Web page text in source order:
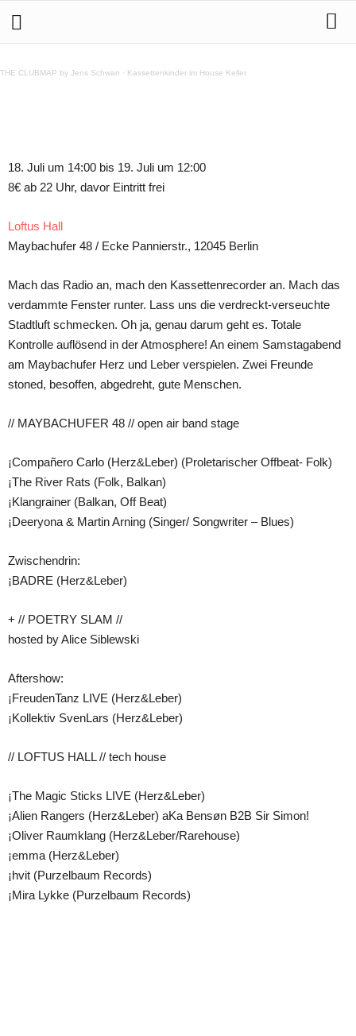
THE CLUBMAP by Jens Schwan · Kassettenkinder im House Keller
18. Juli um 14:00 bis 19. Juli um 12:00
8€ ab 22 Uhr, davor Eintritt frei
Loftus Hall
Maybachufer 48 / Ecke Pannierstr., 12045 Berlin
Mach das Radio an, mach den Kassettenrecorder an. Mach das
verdammte Fenster runter. Lass uns die verdreckt-verseuchte
Stadtluft schmecken. Oh ja, genau darum geht es. Totale
Kontrolle auflösend in der Atmosphere! An einem Samstagabend
am Maybachufer Herz und Leber verspielen. Zwei Freunde
stoned, besoffen, abgedreht, gute Menschen.
// MAYBACHUFER 48 // open air band stage
¡Compañero Carlo (Herz&Leber) (Proletarischer Offbeat- Folk)
¡The River Rats (Folk, Balkan)
¡Klangrainer (Balkan, Off Beat)
¡Deeryona & Martin Arning (Singer/ Songwriter – Blues)
Zwischendrin:
¡BADRE (Herz&Leber)
+ // POETRY SLAM //
hosted by Alice Siblewski
Aftershow:
¡FreudenTanz LIVE (Herz&Leber)
¡Kollektiv SvenLars (Herz&Leber)
// LOFTUS HALL // tech house
¡The Magic Sticks LIVE (Herz&Leber)
¡Alien Rangers (Herz&Leber) aKa Bensøn B2B Sir Simon!
¡Oliver Raumklang (Herz&Leber/Rarehouse)
¡emma (Herz&Leber)
¡hvit (Purzelbaum Records)
¡Mira Lykke (Purzelbaum Records)